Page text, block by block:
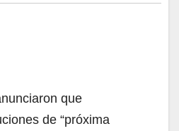
que
de “próxima